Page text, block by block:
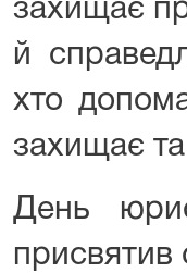
захищає
й
хто
захищає та
День
присвятив